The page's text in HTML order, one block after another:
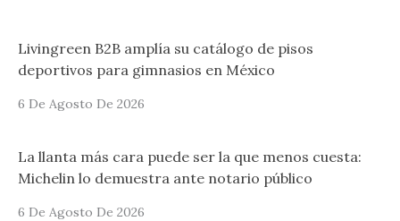
Livingreen B2B amplía su catálogo de pisos
deportivos para gimnasios en México
6 De Agosto De 2026
La llanta más cara puede ser la que menos cuesta:
Michelin lo demuestra ante notario público
6 De Agosto De 2026